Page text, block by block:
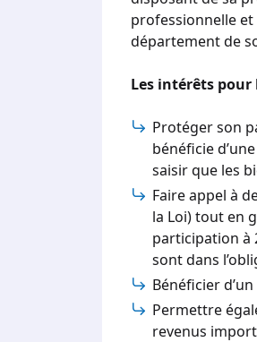
professionnelle et
département de
Les intérêts pour
Protéger son
bénéficie
saisir que les
Faire appel à
la Loi) tout en
participation à
sont dans
Bénéficier
Permettre
revenus